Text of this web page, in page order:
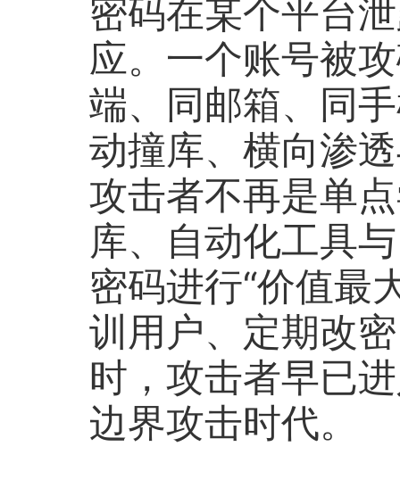
密码在某个平台
应。一个账号被
端、同邮箱、同
动撞库、横向渗
攻击者不再是单
库、自动化工具
密码进行“价值最
训用户、定期改
时，攻击者早已
边界攻击时代。